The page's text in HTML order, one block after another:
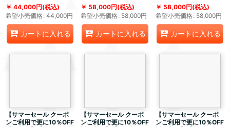
44,000円(税込)
希望小売価格: 44,000円
カートに入れる
58,000円(税込)
希望小売価格: 58,000円
カートに入れる
58,000円(税込)
希望小売価格: 58,000円
カートに入れる
【サマーセール クーポ
ンご利用で更に10％OFF
【サマーセール クーポ
ンご利用で更に10％OFF
【サマーセール クーポ
ンご利用で更に10％OFF